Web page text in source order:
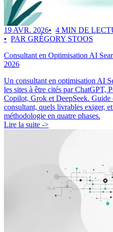
19 AVR. 2026
4 MIN DE
PAR GRÉGORY STOOS
Consultant en Optimisation AI
2026
Un consultant en optimisation AI
les sites à être cités par ChatGPT,
Copilot, Grok et DeepSeek. Guide
consultant, quels livrables exiger,
méthodologie en quatre phases.
Lire la suite ->